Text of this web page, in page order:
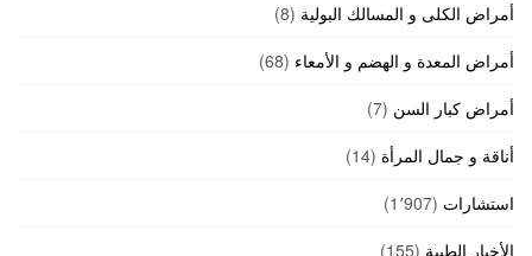
أمراض الكلى و المسالك البولية (8)
أمراض المعدة و الهضم و الأمعاء (68)
أمراض كبار السن (7)
أناقة و جمال المرأة (14)
استشارات (1٬907)
الأخبار الطبية (155)